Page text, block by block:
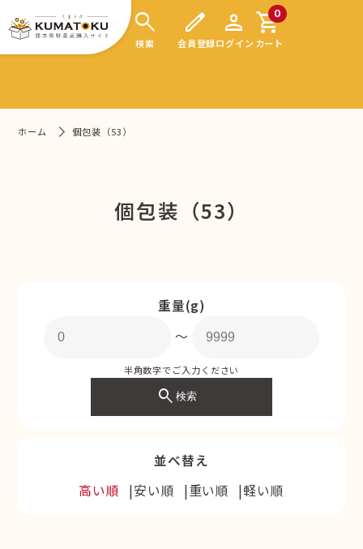
search
検索
edit
会員登録
person
ログイン
0
shopping_cart
カート
ホーム 個包装（53）
個包装（53）
重量(g)
〜
半角数字でご入力ください
search検索
並べ替え
高い順
安い順 重い順 軽い順